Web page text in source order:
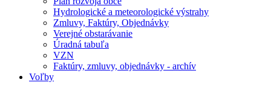
Hydrologické a meteorologické výstrahy
Zmluvy, Faktúry, Objednávky
Verejné obstarávanie
Úradná tabuľa
VZN
Faktúry, zmluvy, objednávky - archív
Voľby